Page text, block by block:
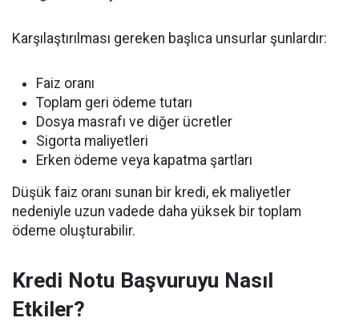
Karşılaştırılması gereken başlıca unsurlar şunlardır:
Faiz oranı
Toplam geri ödeme tutarı
Dosya masrafı ve diğer ücretler
Sigorta maliyetleri
Erken ödeme veya kapatma şartları
Düşük faiz oranı sunan bir kredi, ek maliyetler
nedeniyle uzun vadede daha yüksek bir toplam
ödeme oluşturabilir.
Kredi Notu Başvuruyu Nasıl
Etkiler?